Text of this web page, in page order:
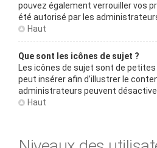
pouvez également verrouiller vos
été autorisé par les
Haut
Que sont les icônes de sujet ?
Les icônes de sujet sont de petites
peut insérer afin d’illustrer le
administrateurs peuvent
Haut